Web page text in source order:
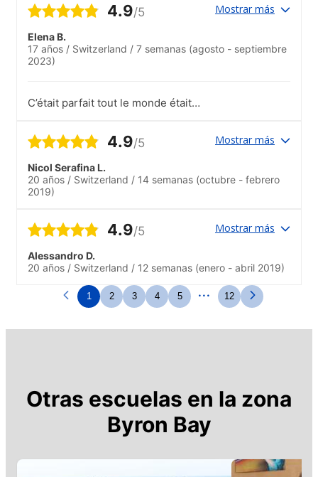
4.9/5 Mostrar más
Elena B.
17 años / Switzerland / 7 semanas (agosto - septiembre
2023)
C’était parfait tout le monde était
géniales, bcp d’activités qui font
manly
4.9/5 Mostrar más
Nicol Serafina L.
20 años / Switzerland / 14 semanas (octubre - febrero
2019)
4.9/5 Mostrar más
Alessandro D.
20 años / Switzerland / 12 semanas (enero - abril 2019)
1 2 3 4 5 ... 12
Otras escuelas en la zona
Byron Bay